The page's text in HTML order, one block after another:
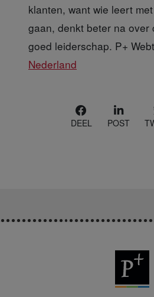
klanten, want wie leert
gaan, denkt beter na over
goed leiderschap. P+
Nederland
DEEL POST